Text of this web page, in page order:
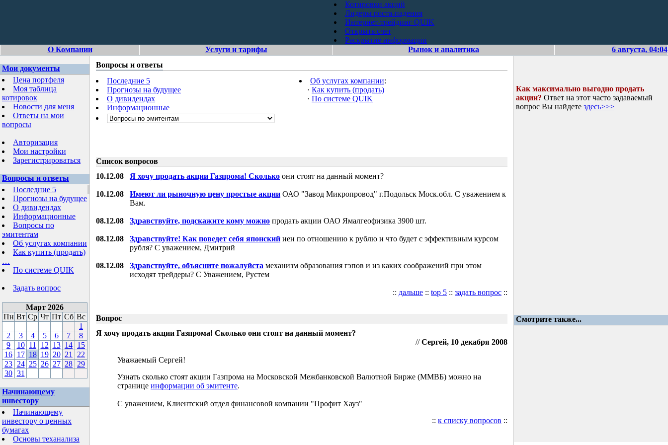
Котировки акций
Лидеры роста-падения
Интернет-трейдинг QUIK
Открыть счет
Раскрытие информации
О Компании
Услуги и тарифы Рынок и аналитика 6 августа, 04:04
Мои документы
Цена портфеля
Моя таблица
котировок
Новости для меня
Ответы на мои
вопросы
Авторизация
Мои настройки
Зарегистрироваться
Вопросы и ответы
Последние 5
Прогнозы на будущее
О дивидендах
Информационные
Вопросы по
эмитентам
Об услугах компании
Как купить (продать)
…
По системе QUIK
Задать вопрос
Март 2026
Пн Вт Ср Чт Пт Сб Вс
1
2
3 4 5 6 7
8
9
10 11 12 13 14 15
16 17 18 19 20 21
22
23 24 25 26 27 28 29
30 31
Начинающему
инвестору
Начинающему
инвестору о ценных
бумагах
Основы теханализа
Вопросы и ответы
Последние 5
Прогнозы на будущее
О дивидендах
Информационные
Об услугах компании:
· Как купить (продать)
· По системе QUIK
Список вопросов
10.12.08 Я хочу продать акции Газпрома! Сколько они стоят на данный момент?
10.12.08 Имеют ли рыночную цену простые акции ОАО "Завод Микропровод" г.Подольск Моск.обл. С уважением к
Вам.
08.12.08 Здравствуйте, подскажите кому можно продать акции ОАО Ямалгеофизика 3900 шт.
08.12.08 Здравствуйте! Как поведет себя японский иен по отношению к рублю и что будет с эффективным курсом
рубля? С уважением, Дмитрий
08.12.08 Здравствуйте, объясните пожалуйста механизм образования гэпов и из каких соображений при этом
исходят трейдеры? С Уважением, Рустем
:: дальше :: top 5 :: задать вопрос ::
Как максимально выгодно продать
акции? Ответ на этот часто задаваемый
вопрос Вы найдете здесь>>>
Вопрос
Смотрите также...
Я хочу продать акции Газпрома! Сколько они стоят на данный момент?
//Сергей, 10 декабря 2008
Уважаемый Сергей!
Узнать сколько стоят акции Газпрома на Московской Межбанковской Валютной Бирже (ММВБ) можно на
странице информации об эмитенте.
С уважением, Клиентский отдел финансовой компании "Профит Хауз"
:: к списку вопросов ::